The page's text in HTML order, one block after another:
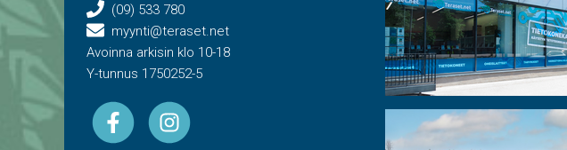
(09) 533 780
myynti@teraset.net
Avoinna arkisin klo 10-18
Y-tunnus 1750252-5